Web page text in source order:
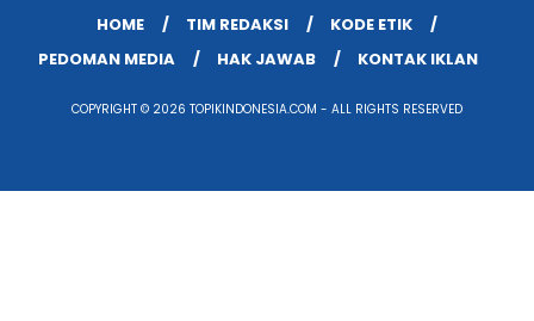
HOME TIM REDAKSI
KODE ETIK
PEDOMAN MEDIA
HAK JAWAB KONTAK IKLAN
COPYRIGHT © 2026 TOPIKINDONESIA.COM - ALL RIGHTS RESERVED